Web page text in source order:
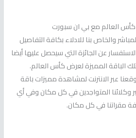
العالم مع بي ان سبورت
والخاص بنا للادلاء بكافة التفاصيل
عن الجائزة التي سيحصل عليها أيضا
الباقة المميزة لعرض كأس العالم.
عبر الانترنت لمشاهدة مميزات باقة
وكلائنا المتواجدين في كل مكان وفي أي
مقراتنا في كل مكان.